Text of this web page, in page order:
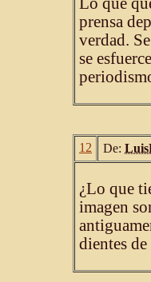
prensa
verdad.
se
12 De:
¿Lo que
imagen
dientes